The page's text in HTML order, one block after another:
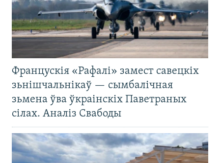
Францускія «Рафалі» замест савецкіх
зьнішчальнікаў — сымбалічная
зьмена ўва ўкраінскіх Паветраных
сілах. Аналіз Свабоды